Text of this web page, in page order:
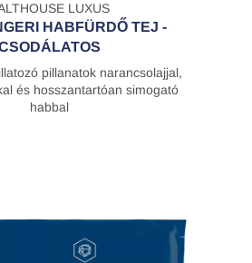
LUXUS
HABFÜRDŐ TEJ -
pillanatok narancsolajjal,
és hosszantartóan simogató
habbal